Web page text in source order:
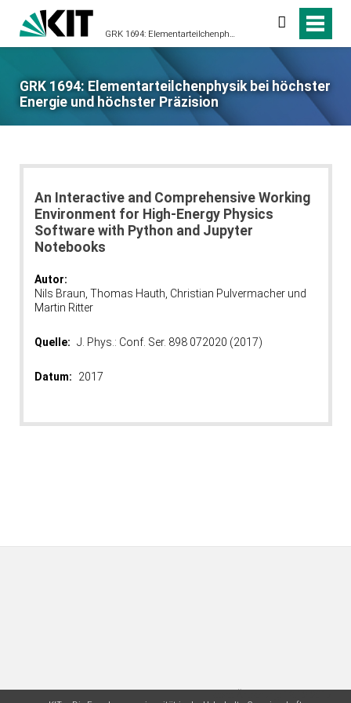
GRK 1694: Elementarteilchenphysik bei höchster Energie und höchster Präzision
suchen
GRK 1694: Elementarteilchenphysik bei höchster
Energie und höchster Präzision
An Interactive and Comprehensive Working
Environment for High-Energy Physics
Software with Python and Jupyter
Notebooks
Autor:
Nils Braun, Thomas Hauth, Christian Pulvermacher und
Martin Ritter
Quelle: J. Phys.: Conf. Ser. 898 072020 (2017)
Datum: 2017